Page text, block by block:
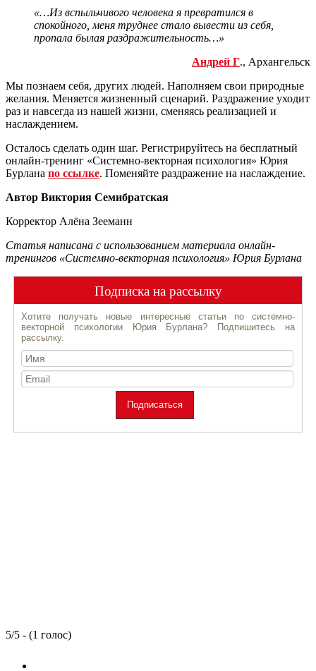
«…Из вспыльчивого человека я превратился в
спокойного, меня труднее стало вывести из себя,
пропала былая раздражительность…»
Андрей Г., Архангельск
Мы познаем себя, других людей. Наполняем свои природные
желания. Меняется жизненный сценарий. Раздражение уходит
раз и навсегда из нашей жизни, сменяясь реализацией и
наслаждением.
Осталось сделать один шаг. Регистрируйтесь на бесплатный
онлайн-тренинг «Системно-векторная психология» Юрия
Бурлана по ссылке. Поменяйте раздражение на наслаждение.
Автор Виктория Семибратская
Корректор Алёна Зееманн
Статья написана с использованием материала онлайн-
тренингов «Системно-векторная психология» Юрия Бурлана
5/5 - (1 голос)